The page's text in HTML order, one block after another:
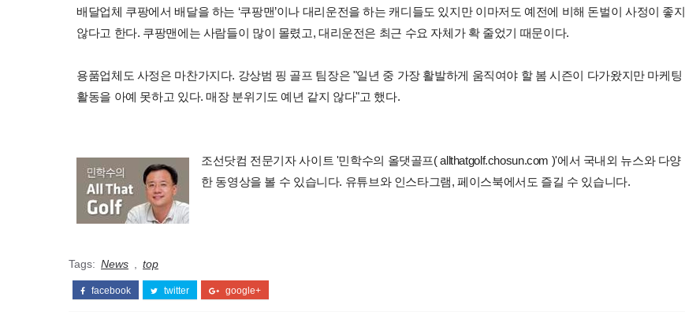
배달업체 쿠팡에서 배달을 하는 ‘쿠팡맨’이나 대리운전을 하는 캐디들도 있지만 이마저도 예전에 비해 돈벌이 사정이 좋지
않다고 한다. 쿠팡맨에는 사람들이 많이 몰렸고, 대리운전은 최근 수요 자체가 확 줄었기 때문이다.
용품업체도 사정은 마찬가지다. 강상범 핑 골프 팀장은 "일년 중 가장 활발하게 움직여야 할 봄 시즌이 다가왔지만 마케팅
활동을 아예 못하고 있다. 매장 분위기도 예년 같지 않다"고 했다.
조선닷컴 전문기자 사이트 '민학수의 올댓골프( allthatgolf.chosun.com )'에서 국내외 뉴스와 다양
한 동영상을 볼 수 있습니다. 유튜브와 인스타그램, 페이스북에서도 즐길 수 있습니다.
Tags: News top
facebook twitter google+